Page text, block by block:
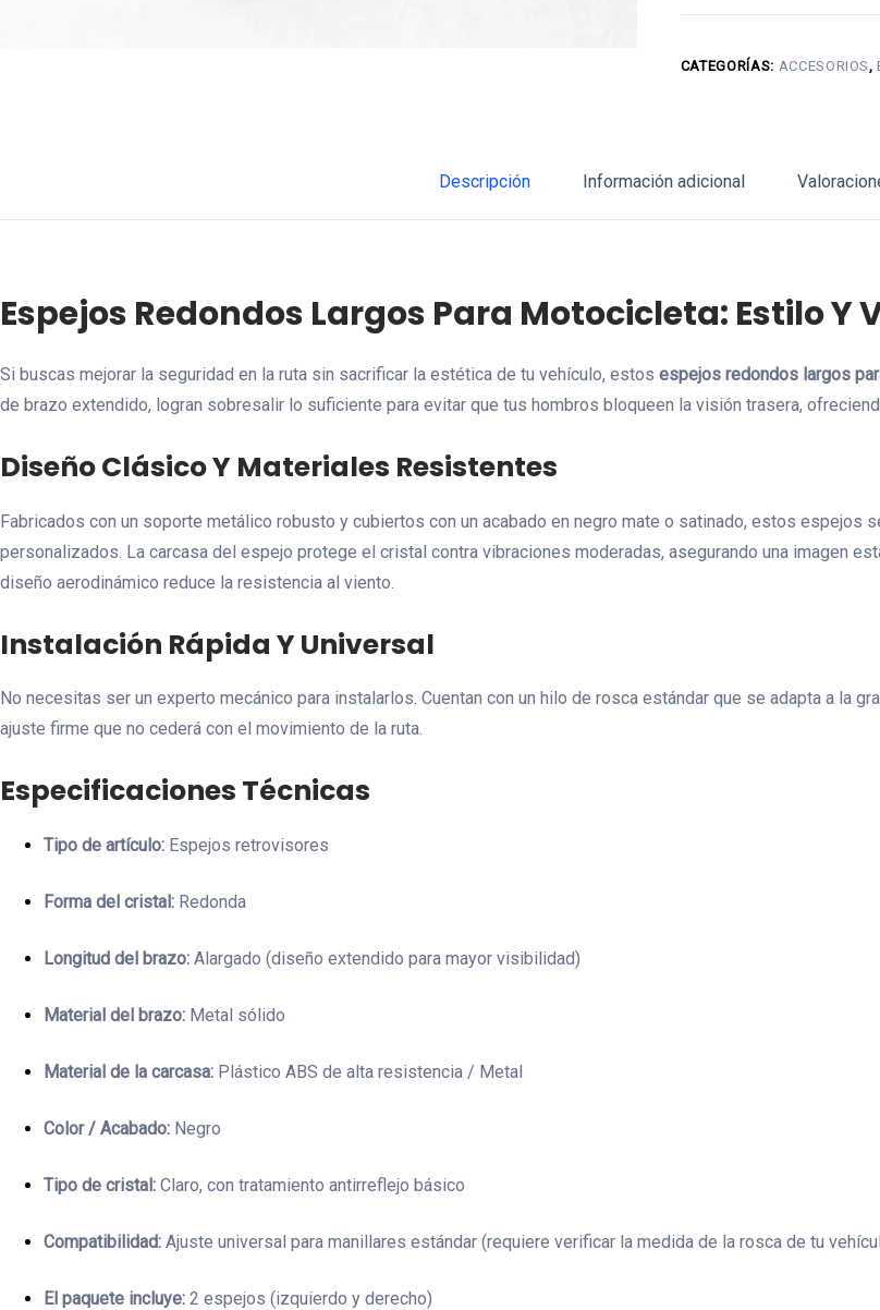
para
|
CATEGORÍAS: ACCESORIOS ,
Descripción Información adicional
Espejos Redondos Largos Para Motocicleta: Estilo Y
Si buscas mejorar la seguridad en la ruta sin sacrificar la estética de tu vehículo, estos espejos redondos largos
de brazo extendido, logran sobresalir lo suficiente para evitar que tus hombros bloqueen la visión trasera,
Diseño Clásico Y Materiales Resistentes
Fabricados con un soporte metálico robusto y cubiertos con un acabado en negro mate o satinado, estos espejos
personalizados. La carcasa del espejo protege el cristal contra vibraciones moderadas, asegurando una imagen
diseño aerodinámico reduce la resistencia al viento.
Instalación Rápida Y Universal
No necesitas ser un experto mecánico para instalarlos. Cuentan con un hilo de rosca estándar que se adapta a la
ajuste firme que no cederá con el movimiento de la ruta.
Especificaciones Técnicas
Tipo de artículo: Espejos retrovisores
Forma del cristal: Redonda
Longitud del brazo: Alargado (diseño extendido para mayor visibilidad)
Material del brazo: Metal sólido
Material de la carcasa: Plástico ABS de alta resistencia / Metal
Color / Acabado: Negro
Tipo de cristal: Claro, con tratamiento antirreflejo básico
Compatibilidad: Ajuste universal para manillares estándar (requiere verificar la medida de la rosca de tu
El paquete incluye: 2 espejos (izquierdo y derecho)